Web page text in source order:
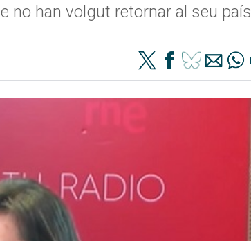
no han volgut retornar al seu país